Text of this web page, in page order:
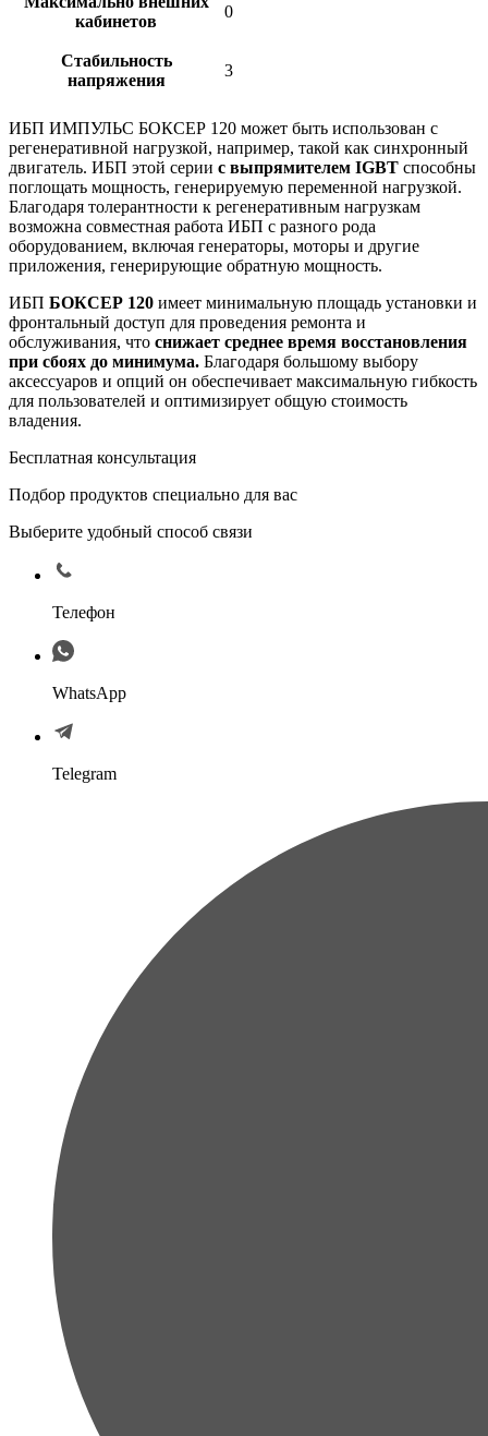
кабинетов
0
Стабильность
напряжения
3
ИБП ИМПУЛЬС БОКСЕР 120 может быть использован с
регенеративной нагрузкой, например, такой как синхронный
двигатель. ИБП этой серии с выпрямителем IGBT способны
поглощать мощность, генерируемую переменной нагрузкой.
Благодаря толерантности к регенеративным нагрузкам
возможна совместная работа ИБП с разного рода
оборудованием, включая генераторы, моторы и другие
приложения, генерирующие обратную мощность.
ИБП БОКСЕР 120 имеет минимальную площадь установки и
фронтальный доступ для проведения ремонта и
обслуживания, что снижает среднее время восстановления
при сбоях до минимума. Благодаря большому выбору
аксессуаров и опций он обеспечивает максимальную гибкость
для пользователей и оптимизирует общую стоимость
владения.
Бесплатная консультация
Подбор продуктов специально для вас
Выберите удобный способ связи
Телефон
WhatsApp
Telegram